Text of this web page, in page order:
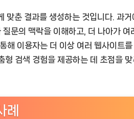
맞춘 결과를 생성하는 것입니다. 과
문의 맥락을 이해하고, 더 나아가
해 이용자는 더 이상 여러 웹사이트
형 검색 경험을 제공하는 데 초점을